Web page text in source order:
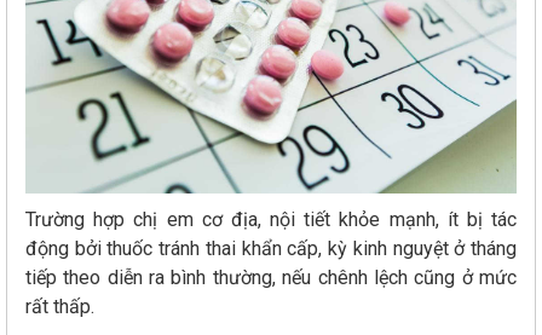
Trường hợp chị em cơ địa, nội tiết khỏe mạnh, ít bị tác
động bởi thuốc tránh thai khẩn cấp, kỳ kinh nguyệt ở tháng
tiếp theo diễn ra bình thường, nếu chênh lệch cũng ở mức
rất thấp.